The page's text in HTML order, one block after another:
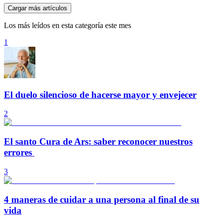
Cargar más artículos
Los más leídos en esta categoría este mes
1
El duelo silencioso de hacerse mayor y envejecer
2
El santo Cura de Ars: saber reconocer nuestros
errores
3
4 maneras de cuidar a una persona al final de su
vida